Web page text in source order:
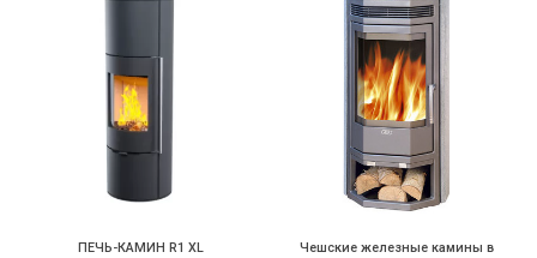
ПЕЧЬ-КАМИН R1 XL
Чешские железные камины в